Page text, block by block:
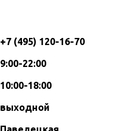
+7 (495) 120-16-70
9:00-22:00
10:00-18:00
выходной